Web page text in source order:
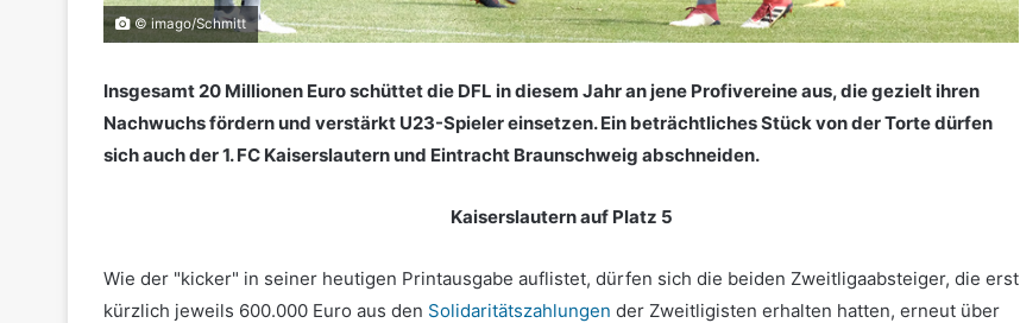
© imago/Schmitt
Insgesamt 20 Millionen Euro schüttet die DFL in diesem Jahr an jene Profivereine aus, die gezielt ihren
Nachwuchs fördern und verstärkt U23-Spieler einsetzen. Ein beträchtliches Stück von der Torte dürfen
sich auch der 1. FC Kaiserslautern und Eintracht Braunschweig abschneiden.
Kaiserslautern auf Platz 5
Wie der "kicker" in seiner heutigen Printausgabe auflistet, dürfen sich die beiden Zweitligaabsteiger, die erst
kürzlich jeweils 600.000 Euro aus den Solidaritätszahlungen der Zweitligisten erhalten hatten, erneut über